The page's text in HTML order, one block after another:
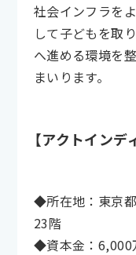
社会インフラを
して子どもを取
へ進める環境を
まいります。
【アクトイン
◆所在地：東京
23階
◆資本金：6,000